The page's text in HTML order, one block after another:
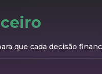
que cada decisão